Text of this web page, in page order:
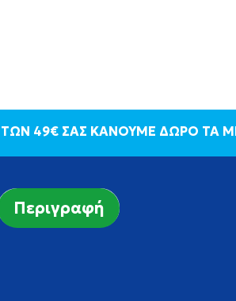
ΤΩΝ 49€ ΣΑΣ ΚΑΝΟΥΜΕ ΔΩΡΟ ΤΑ
Περιγραφή